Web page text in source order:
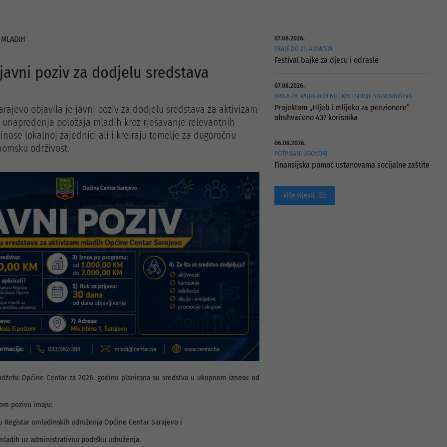
poziv za dodjelu sredstava
objavila je javni poziv za dodjelu sredstava za aktivizam
položaja mladih kroz rješavanje relevantnih
lokalnoj zajednici ali i kreiraju temelje za dugoročnu
održivost.
Općine Centar za 2026. godinu planirana su sredstva u ukupnom iznosu od
pozivu imaju:
Registar omladinskih udruženja Općine Centar Sarajevo i
uz administrativnu podršku udruženja.
07.08.2026.
TRAJE DO 21. AUGUSTA
Festival bajke za djecu i odrasle
07.08.2026.
BRIGA ZA NAJUGROŽENIJE KATEGORIJE STANOVNIŠTVA
Projektom „Hljeb i mlijeko za penzionere“
obuhvaćeno 437 korisnika
06.08.2026.
POTPISANI UGOVORI
Finansijska pomoć ustanovama socijalne zaštite
Više vijesti